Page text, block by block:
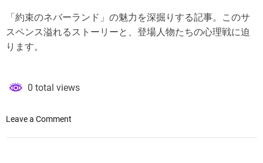
u
t
h
t
D
t
「約束のネバーランド」の魅力を深掘りする記事。このサ
スペンス溢れるストーリーと、登場人物たちの心理戦に迫
ります。
0 total views
Leave a Comment